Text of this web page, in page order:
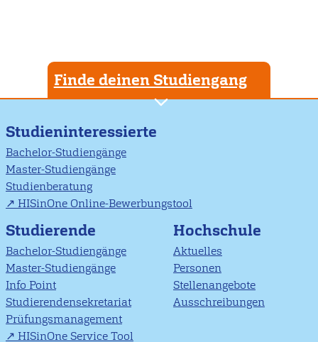
Finde deinen Studiengang
Studieninteressierte
Bachelor-Studiengänge
Master-Studiengänge
Studienberatung
HISinOne Online-Bewerbungstool
Studierende
Bachelor-Studiengänge
Master-Studiengänge
Info Point
Studierendensekretariat
Prüfungsmanagement
HISinOne Service Tool
Hochschule
Aktuelles
Personen
Stellenangebote
Ausschreibungen